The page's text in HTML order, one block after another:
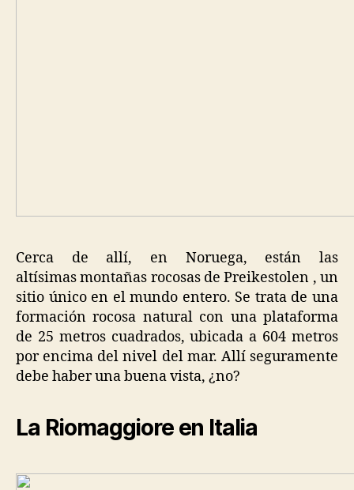
Cerca de allí, en Noruega, están las
altísimas montañas rocosas de Preikestolen , un
sitio único en el mundo entero. Se trata de una
formación rocosa natural con una plataforma
de 25 metros cuadrados, ubicada a 604 metros
por encima del nivel del mar. Allí seguramente
debe haber una buena vista, ¿no?
La Riomaggiore en Italia